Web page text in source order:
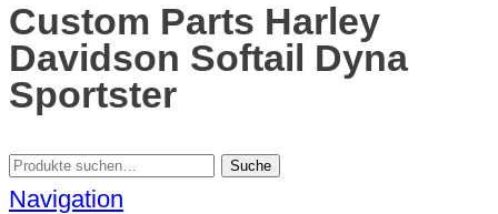
Custom Parts Harley
Davidson Softail Dyna
Sportster
Suche
nach:
Suche
Navigation